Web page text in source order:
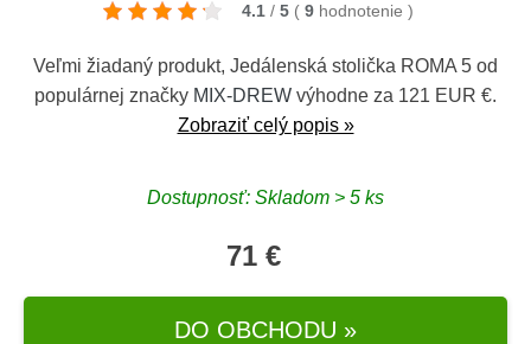
4.1 / 5 ( 9 hodnotenie )
Veľmi žiadaný produkt, Jedálenská stolička ROMA 5 od
populárnej značky MIX-DREW výhodne za 121 EUR €.
Zobraziť celý popis »
Dostupnosť: Skladom > 5 ks
71 €
DO OBCHODU »